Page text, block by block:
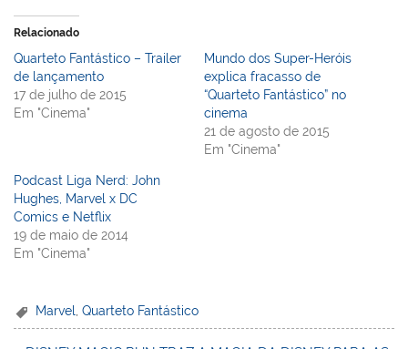
Relacionado
Quarteto Fantástico – Trailer
de lançamento
17 de julho de 2015
Em "Cinema"
Mundo dos Super-Heróis
explica fracasso de
“Quarteto Fantástico” no
cinema
21 de agosto de 2015
Em "Cinema"
Podcast Liga Nerd: John
Hughes, Marvel x DC
Comics e Netflix
19 de maio de 2014
Em "Cinema"
Marvel ,Quarteto Fantástico